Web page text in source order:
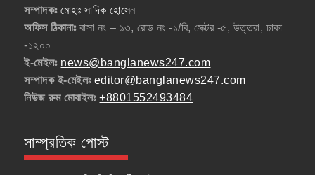
সম্পাদকঃ মোহাঃ সাদিক হোসেন
অফিস ঠিকানাঃবাসা নং – ১৩, রোড নং -১/বি, সেক্টর -৫, উত্তরা, ঢাকা
-১২০০
ই-মেইলঃ news@banglanews247.com
সম্পাদক ই-মেইলঃ editor@banglanews247.com
নিউজ রুম মোবাইলঃ+8801552493484
সাম্প্রতিক পোস্ট